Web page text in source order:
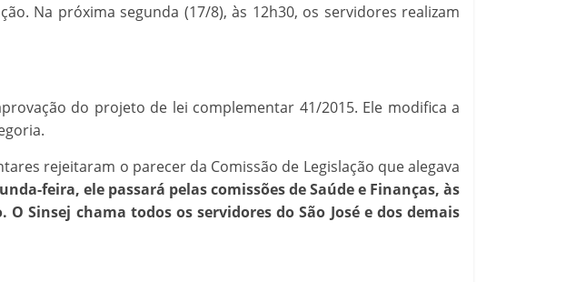
Na próxima segunda (17/8), às 12h30, os servidores realizam
do projeto de lei complementar 41/2015. Ele modifica a
rejeitaram o parecer da Comissão de Legislação que alegava
feira, ele passará pelas comissões de Saúde e Finanças, às
Sinsej chama todos os servidores do São José e dos demais